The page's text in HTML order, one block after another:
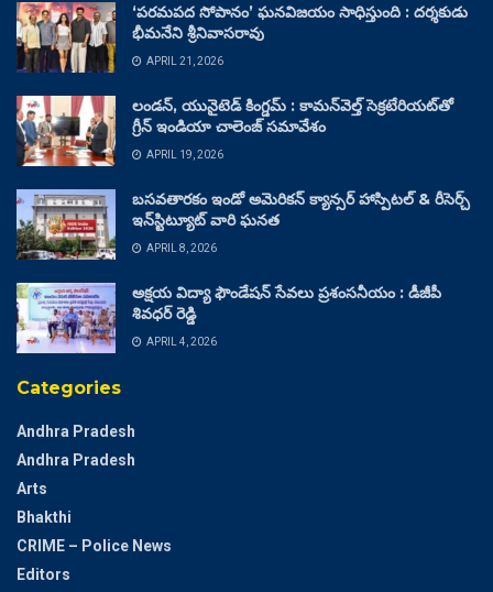
‘పరమపద సోపానం’ ఘనవిజయం సాధిస్తుంది : దర్శకుడు
భీమనేని శ్రీనివాసరావు
APRIL 21, 2026
లండన్, యునైటెడ్ కింగ్డమ్ : కామన్‌వెల్త్ సెక్రటేరియట్‌తో
గ్రీన్ ఇండియా చాలెంజ్ సమావేశం
APRIL 19, 2026
బసవతారకం ఇండో అమెరికన్ క్యాన్సర్ హాస్పిటల్ & రీసెర్చ్
ఇన్‌స్టిట్యూట్ వారి ఘనత
APRIL 8, 2026
అక్షయ విద్యా ఫౌండేషన్ సేవలు ప్రశంసనీయం : డీజీపీ
శివధర్ రెడ్డి
APRIL 4, 2026
Categories
Andhra Pradesh
Andhra Pradesh
Arts
Bhakthi
CRIME – Police News
Editors